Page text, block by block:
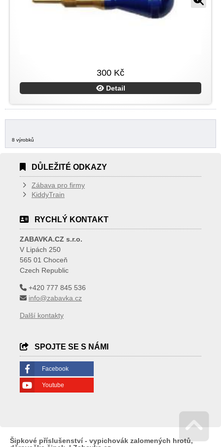
300 Kč
Detail
8 výrobků
DŮLEŽITÉ ODKAZY
Zábava pro firmy
KiddyTrain
RYCHLÝ KONTAKT
ZABAVKA.CZ s.r.o.
V Lipách 250
565 01 Choceň
Czech Republic
+420 777 845 536
info@zabavka.cz
Další kontakty
SPOJTE SE S NÁMI
Facebook
Youtube
Šipkové příslušenství - vypichovák zalomených hrotů,